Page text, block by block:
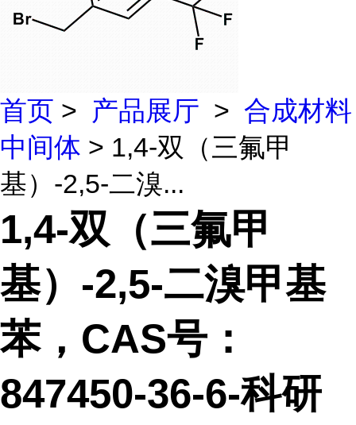
首页 > 产品展厅 > 合成材料
中间体 > 1,4-双（三氟甲
基）-2,5-二溴...
1,4-双（三氟甲
基）-2,5-二溴甲基
苯，CAS号：
847450-36-6-科研